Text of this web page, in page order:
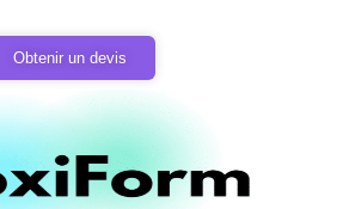
Obtenir un devis